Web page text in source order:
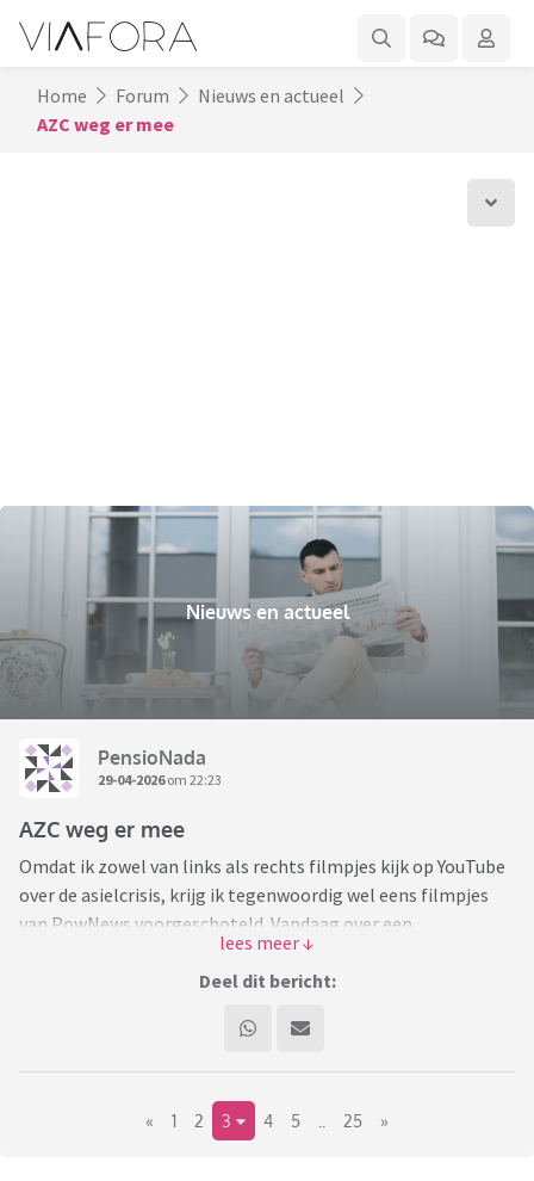
Home Forum
Nieuws en actueel
AZC weg er mee
Nieuws en actueel
PensioNada
29-04-2026om 22:23
AZC weg er mee
Omdat ik zowel van links als rechts filmpjes kijk op YouTube
over de asielcrisis, krijg ik tegenwoordig wel eens filmpjes
van PowNews voorgeschoteld. Vandaag over een
demonstratie in Apeldoorn waar de paar
tegendemonstranten dusdanig werden bedreigd dat ze
gebracht. Een aantal demonstranten tegen AZC's waren
volledig hysterisch en hadden echt het idee dat elke
mannelijke asielzoeker een potentiële moordenaar en
verkrachter is. Hoe kan de overheid dit beter regelen. Alle
Deel dit bericht:
« 1 2 3 4 5 25 »